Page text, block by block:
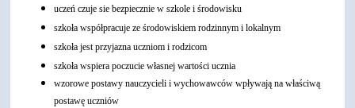
uczeń czuje sie bezpiecznie w szkole i środowisku
szkoła współpracuje ze środowiskiem rodzinnym i lokalnym
szkoła jest przyjazna uczniom i rodzicom
szkoła wspiera poczucie własnej wartości ucznia
wzorowe postawy nauczycieli i wychowawców wpływają na właściwą
postawę uczniów